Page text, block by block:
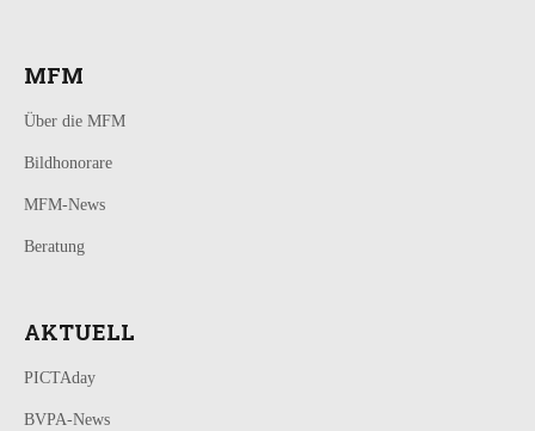
MFM
Über die MFM
Bildhonorare
MFM-News
Beratung
AKTUELL
PICTAday
BVPA-News